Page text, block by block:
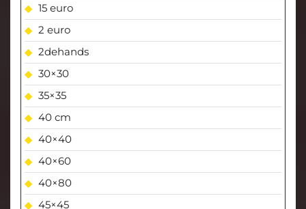
15 euro
2 euro
2dehands
30×30
35×35
40 cm
40×40
40×60
40×80
45×45